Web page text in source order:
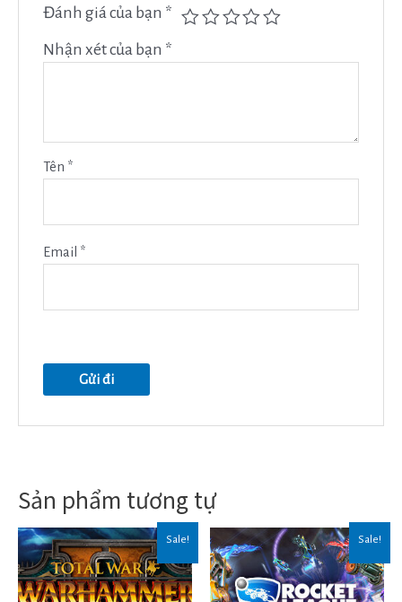
Đánh giá của bạn *
Nhận xét của bạn *
Tên *
Email *
Sản phẩm tương tự
Sale! Sale!